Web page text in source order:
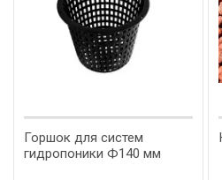
Горшок для систем
гидропоники Ф140 мм